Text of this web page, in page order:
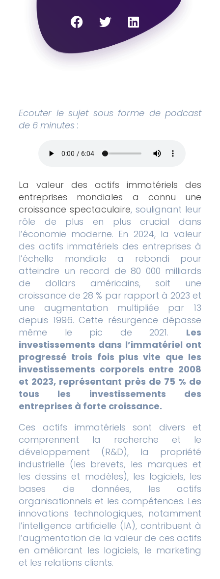
Ecouter le sujet sous forme de podcast
de 6 minutes :
La valeur des actifs immatériels des
entreprises mondiales a connu une
croissance spectaculaire, soulignant leur
rôle de plus en plus crucial dans
l’économie moderne. En 2024, la valeur
des actifs immatériels des entreprises à
l’échelle mondiale a rebondi pour
atteindre un record de 80 000 milliards
de dollars américains, soit une
croissance de 28 % par rapport à 2023 et
une augmentation multipliée par 13
depuis 1996. Cette résurgence dépasse
même le pic de 2021. Les
investissements dans l’immatériel ont
progressé trois fois plus vite que les
investissements corporels entre 2008
et 2023, représentant près de 75 % de
tous les investissements des
entreprises à forte croissance.
Ces actifs immatériels sont divers et
comprennent la recherche et le
développement (R&D), la propriété
industrielle (les brevets, les marques et
les dessins et modèles), les logiciels, les
bases de données, les actifs
organisationnels et les compétences. Les
innovations technologiques, notamment
l’intelligence artificielle (IA), contribuent à
l’augmentation de la valeur de ces actifs
en améliorant les logiciels, le marketing
et les relations clients.